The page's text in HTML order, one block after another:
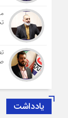
یادداشت